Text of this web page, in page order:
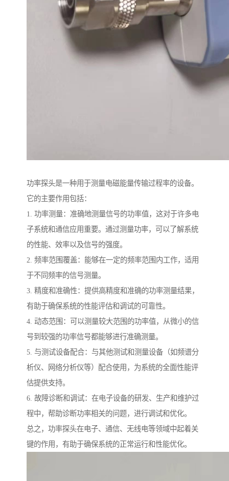
功率探头是一种用于测量电磁能量传输过程率的设备。
它的主要作用包括：
1. 功率测量：准确地测量信号的功率值，这对于许多电
子系统和通信应用重要。通过测量功率，可以了解系统
的性能、效率以及信号的强度。
2. 频率范围覆盖：能够在一定的频率范围内工作，适用
于不同频率的信号测量。
3. 精度和准确性：提供高精度和准确的功率测量结果，
有助于确保系统的性能评估和调试的可靠性。
4. 动态范围：可以测量较大范围的功率值，从微小的信
号到较强的功率信号都能够进行准确测量。
5. 与测试设备配合：与其他测试和测量设备（如频谱分
析仪、网络分析仪等）配合使用，为系统的全面性能评
估提供支持。
6. 故障诊断和调试：在电子设备的研发、生产和维护过
程中，帮助诊断功率相关的问题，进行调试和优化。
总之，功率探头在电子、通信、无线电等领域中起着关
键的作用，有助于确保系统的正常运行和性能优化。